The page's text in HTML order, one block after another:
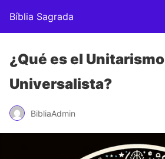
Bíblia Sagrada
¿Qué es el Unitarismo
Universalista?
BibliaAdmin